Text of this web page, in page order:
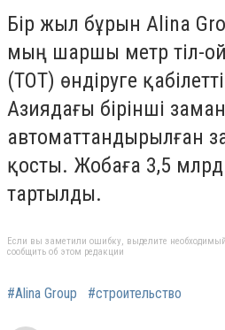
Бір жыл бұрын Alina
мың шаршы метр тіл-
(ТОТ) өндіруге
Азиядағы бірінші
автоматтандырылған
қосты. Жобаға 3,5 млрд
тартылды.
Если вы заметили ошибку, выделите
сообщить об этом редакции
#Alina Group #строительство